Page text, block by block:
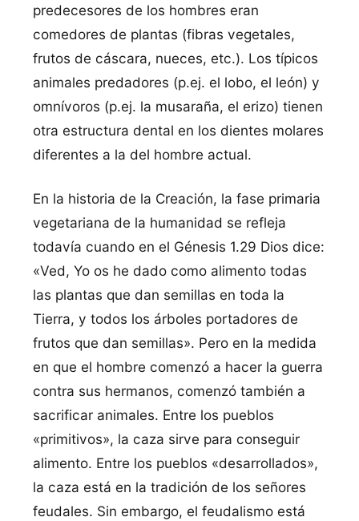
predecesores de los hombres eran
comedores de plantas (fibras vegetales,
frutos de cáscara, nueces, etc.). Los típicos
animales predadores (p.ej. el lobo, el león) y
omnívoros (p.ej. la musaraña, el erizo) tienen
otra estructura dental en los dientes molares
diferentes a la del hombre actual.
En la historia de la Creación, la fase primaria
vegetariana de la humanidad se refleja
todavía cuando en el Génesis 1.29 Dios dice:
«Ved, Yo os he dado como alimento todas
las plantas que dan semillas en toda la
Tierra, y todos los árboles portadores de
frutos que dan semillas». Pero en la medida
en que el hombre comenzó a hacer la guerra
contra sus hermanos, comenzó también a
sacrificar animales. Entre los pueblos
«primitivos», la caza sirve para conseguir
alimento. Entre los pueblos «desarrollados»,
la caza está en la tradición de los señores
feudales. Sin embargo, el feudalismo está